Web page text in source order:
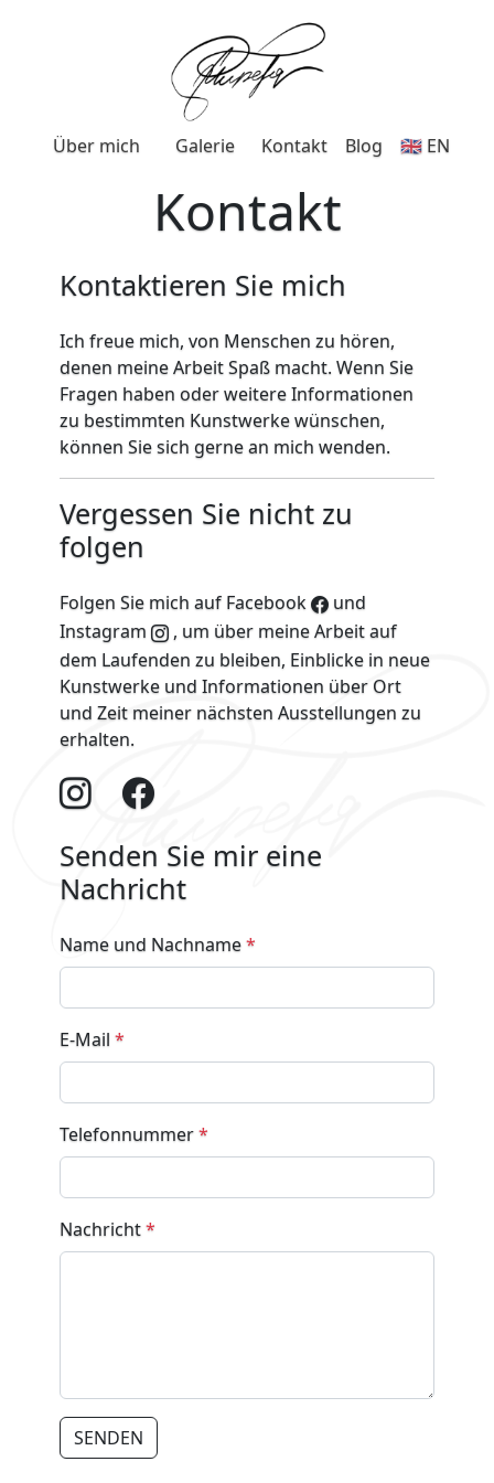
Über mich Galerie Kontakt Blog 🇬🇧 EN
Kontakt
Kontaktieren Sie mich
Ich freue mich, von Menschen zu hören,
denen meine Arbeit Spaß macht. Wenn Sie
Fragen haben oder weitere Informationen
zu bestimmten Kunstwerke wünschen,
können Sie sich gerne an mich wenden.
Vergessen Sie nicht zu
folgen
Folgen Sie mich auf Facebook
und
Instagram
, um über meine Arbeit auf
dem Laufenden zu bleiben, Einblicke in neue
Kunstwerke und Informationen über Ort
und Zeit meiner nächsten Ausstellungen zu
erhalten.
Senden Sie mir eine
Nachricht
Name und Nachname*
E-Mail*
Telefonnummer*
Nachricht*
SENDEN